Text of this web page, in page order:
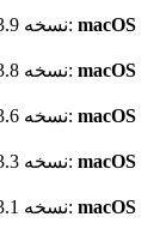
نسخه 3.3.9نیازمندی سیستم: macOS
نسخه 3.3.8نیازمندی سیستم: macOS
نسخه 3.3.6نیازمندی سیستم: macOS
نسخه 3.3.3نیازمندی سیستم: macOS
نسخه 3.3.1نیازمندی سیستم: macOS